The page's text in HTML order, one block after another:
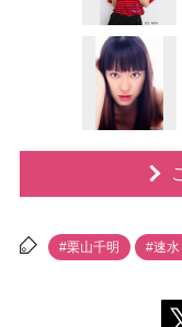
#栗山千明 #速水